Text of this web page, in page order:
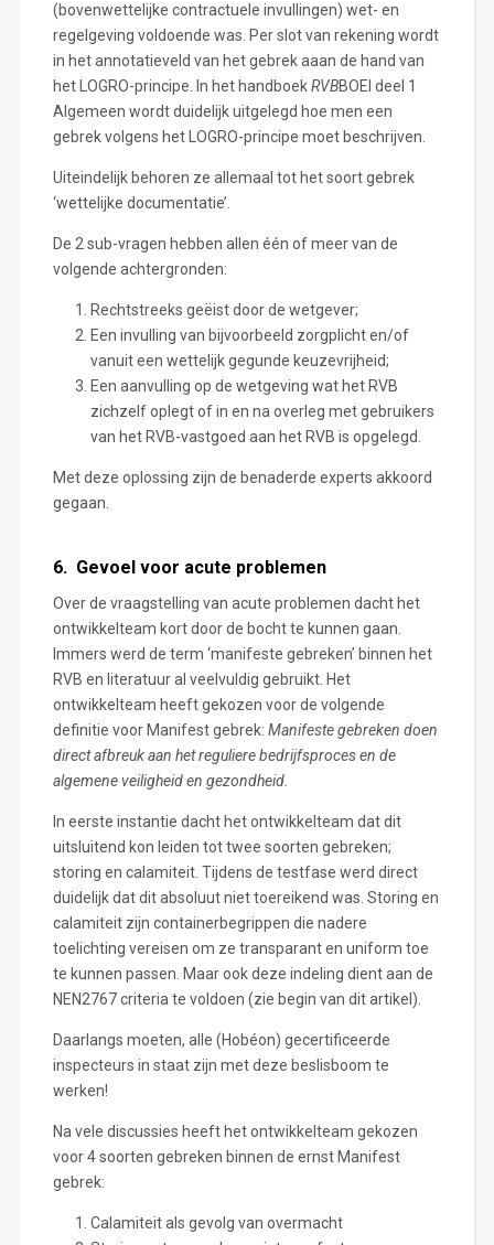
(bovenwettelijke contractuele invullingen) wet- en
regelgeving voldoende was. Per slot van rekening wordt
in het annotatieveld van het gebrek aaan de hand van
het LOGRO-principe. In het handboekRVBBOEI deel 1
Algemeen wordt duidelijk uitgelegd hoe men een
gebrek volgens het LOGRO-principe moet beschrijven.
Uiteindelijk behoren ze allemaal tot het soort gebrek
‘wettelijke documentatie’.
De 2 sub-vragen hebben allen één of meer van de
volgende achtergronden:
Rechtstreeks geëist door de wetgever;
Een invulling van bijvoorbeeld zorgplicht en/of
vanuit een wettelijk gegunde keuzevrijheid;
Een aanvulling op de wetgeving wat het RVB
zichzelf oplegt of in en na overleg met gebruikers
van het RVB-vastgoed aan het RVB is opgelegd.
Met deze oplossing zijn de benaderde experts akkoord
gegaan.
6. Gevoel voor acute problemen
Over de vraagstelling van acute problemen dacht het
ontwikkelteam kort door de bocht te kunnen gaan.
Immers werd de term ‘manifeste gebreken’ binnen het
RVB en literatuur al veelvuldig gebruikt. Het
ontwikkelteam heeft gekozen voor de volgende
definitie voor Manifest gebrek: Manifeste gebreken doen
direct afbreuk aan het reguliere bedrijfsproces en de
algemene veiligheid en gezondheid.
In eerste instantie dacht het ontwikkelteam dat dit
uitsluitend kon leiden tot twee soorten gebreken;
storing en calamiteit. Tijdens de testfase werd direct
duidelijk dat dit absoluut niet toereikend was. Storing en
calamiteit zijn containerbegrippen die nadere
toelichting vereisen om ze transparant en uniform toe
te kunnen passen. Maar ook deze indeling dient aan de
NEN2767 criteria te voldoen (zie begin van dit artikel).
Daarlangs moeten, alle (Hobéon) gecertificeerde
inspecteurs in staat zijn met deze beslisboom te
werken!
Na vele discussies heeft het ontwikkelteam gekozen
voor 4 soorten gebreken binnen de ernst Manifest
gebrek:
Calamiteit als gevolg van overmacht